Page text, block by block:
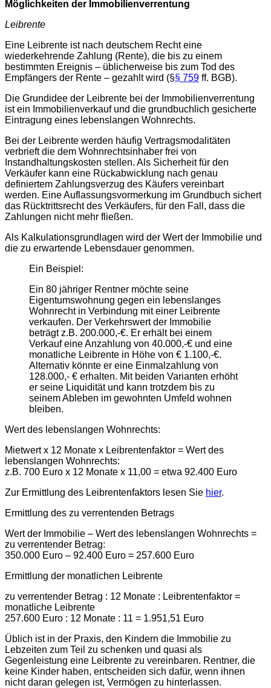
Möglichkeiten der Immobilienverrentung
Leibrente
Eine Leibrente ist nach deutschem Recht eine
wiederkehrende Zahlung (Rente), die bis zu einem
bestimmten Ereignis – üblicherweise bis zum Tod des
Empfängers der Rente – gezahlt wird (§§ 759 ff. BGB).
Die Grundidee der Leibrente bei der Immobilienverrentung
ist ein Immobilienverkauf und die grundbuchlich gesicherte
Eintragung eines lebenslangen Wohnrechts.
Bei der Leibrente werden häufig Vertragsmodalitäten
verbrieft die dem Wohnrechtsinhaber frei von
Instandhaltungskosten stellen. Als Sicherheit für den
Verkäufer kann eine Rückabwicklung nach genau
definiertem Zahlungsverzug des Käufers vereinbart
werden. Eine Auflassungsvormerkung im Grundbuch sichert
das Rücktrittsrecht des Verkäufers, für den Fall, dass die
Zahlungen nicht mehr fließen.
Als Kalkulationsgrundlagen wird der Wert der Immobilie und
die zu erwartende Lebensdauer genommen.
Ein Beispiel:
Ein 80 jähriger Rentner möchte seine
Eigentumswohnung gegen ein lebenslanges
Wohnrecht in Verbindung mit einer Leibrente
verkaufen. Der Verkehrswert der Immobilie
beträgt z.B. 200.000,-€. Er erhält bei einem
Verkauf eine Anzahlung von 40.000,-€ und eine
monatliche Leibrente in Höhe von € 1.100,-€.
Alternativ könnte er eine Einmalzahlung von
128.000,- € erhalten. Mit beiden Varianten erhöht
er seine Liquidität und kann trotzdem bis zu
seinem Ableben im gewohnten Umfeld wohnen
bleiben.
Wert des lebenslangen Wohnrechts:
Mietwert x 12 Monate x Leibrentenfaktor = Wert des
lebenslangen Wohnrechts:
z.B. 700 Euro x 12 Monate x 11,00 = etwa 92.400 Euro
Zur Ermittlung des Leibrentenfaktors lesen Sie hier.
Ermittlung des zu verrentenden Betrags
Wert der Immobilie – Wert des lebenslangen Wohnrechts =
zu verrentender Betrag:
350.000 Euro – 92.400 Euro = 257.600 Euro
Ermittlung der monatlichen Leibrente
zu verrentender Betrag : 12 Monate : Leibrentenfaktor =
monatliche Leibrente
257.600 Euro : 12 Monate : 11 = 1.951,51 Euro
Üblich ist in der Praxis, den Kindern die Immobilie zu
Lebzeiten zum Teil zu schenken und quasi als
Gegenleistung eine Leibrente zu vereinbaren. Rentner, die
keine Kinder haben, entscheiden sich dafür, wenn ihnen
nicht daran gelegen ist, Vermögen zu hinterlassen.